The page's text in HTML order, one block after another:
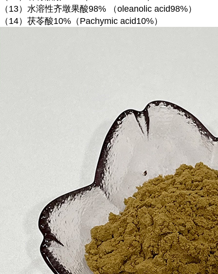
（ 13）水溶性齐墩果酸98% （oleanolic acid98%）
（ 14）茯苓酸10%（Pachymic acid10%）